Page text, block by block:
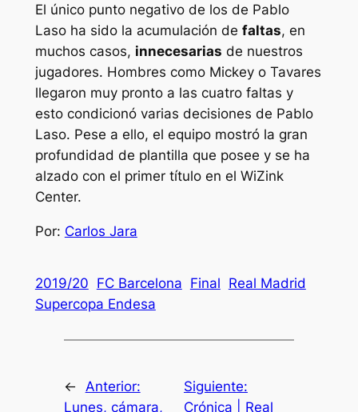
El único punto negativo de los de Pablo
Laso ha sido la acumulación de faltas, en
muchos casos, innecesarias de nuestros
jugadores. Hombres como Mickey o Tavares
llegaron muy pronto a las cuatro faltas y
esto condicionó varias decisiones de Pablo
Laso. Pese a ello, el equipo mostró la gran
profundidad de plantilla que posee y se ha
alzado con el primer título en el WiZink
Center.
Por: Carlos Jara
2019/20 FC Barcelona Final Real Madrid
Supercopa Endesa
← Anterior:
Lunes, cámara,
Siguiente:
Crónica | Real